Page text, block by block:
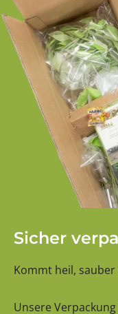
Sicher
Kommt heil,
Unsere